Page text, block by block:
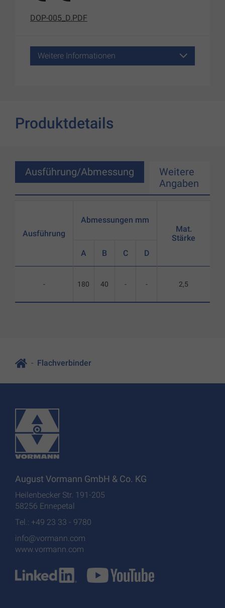
DOP-005_D.PDF
Weitere Informationen
Produktdetails
Ausführung/Abmessung
Weitere
Angaben
Ausführung
-
Abmessungen mm
A B C D
180 40 - -
Mat.
Stärke
2,5
Flachverbinder
August Vormann GmbH & Co. KG
Heilenbecker Str. 191-205
58256 Ennepetal
Tel.: +49 23 33 - 9780
info@vormann.com
www.vormann.com